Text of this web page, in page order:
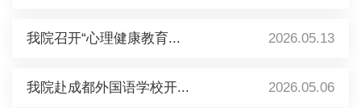
我院召开“心理健康教育... 2026.05.13
我院赴成都外国语学校开... 2026.05.06